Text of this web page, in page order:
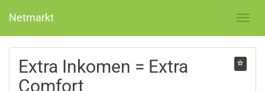
Netmarkt
Extra Inkomen = Extra
Comfort